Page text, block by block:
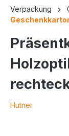
Verpackung
Hutner